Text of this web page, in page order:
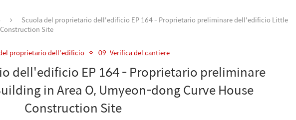
Scuola del proprietario dell'edificio EP 164 - Proprietario preliminare dell'edificio Little
Site
proprietario dell'edificio 09. Verifica del cantiere
dell'edificio EP 164 - Proprietario preliminare
in Area O, Umyeon-dong Curve House
Construction Site